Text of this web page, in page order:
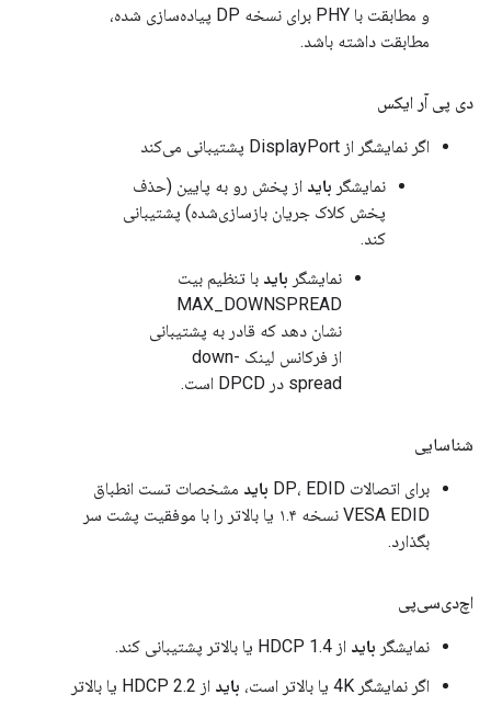
و مطابقت با PHY برای نسخه DP پیاده‌سازی شده،
مطابقت داشته باشد.
دی پی آر ایکس
اگر نمایشگر از DisplayPort پشتیبانی می‌کند
نمایشگر باید از پخش رو به پایین (حذف
پخش کلاک جریان بازسازی‌شده) پشتیبانی
کند.
نمایشگر باید با تنظیم بیت
MAX_DOWNSPREAD
نشان دهد که قادر به پشتیبانی
از فرکانس لینک down-
spread در DPCD است.
شناسایی
برای اتصالات DP، EDID باید مشخصات تست انطباق
VESA EDID نسخه ۱.۴ یا بالاتر را با موفقیت پشت سر
بگذارد.
اچ‌دی‌سی‌پی
نمایشگر باید از HDCP 1.4 یا بالاتر پشتیبانی کند.
اگر نمایشگر 4K یا بالاتر است،
باید
از HDCP 2.2 یا بالاتر